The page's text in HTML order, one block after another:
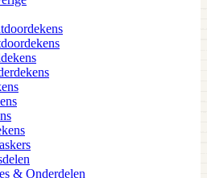
& Onderdelen